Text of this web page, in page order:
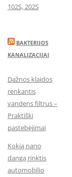
102S, 202S
BAKTERIJOS
KANALIZACIJAI
Dažnos klaidos
renkantis
vandens filtrus –
Praktiški
pastebėjimai
Kokią nano
dangą rinktis
automobilio